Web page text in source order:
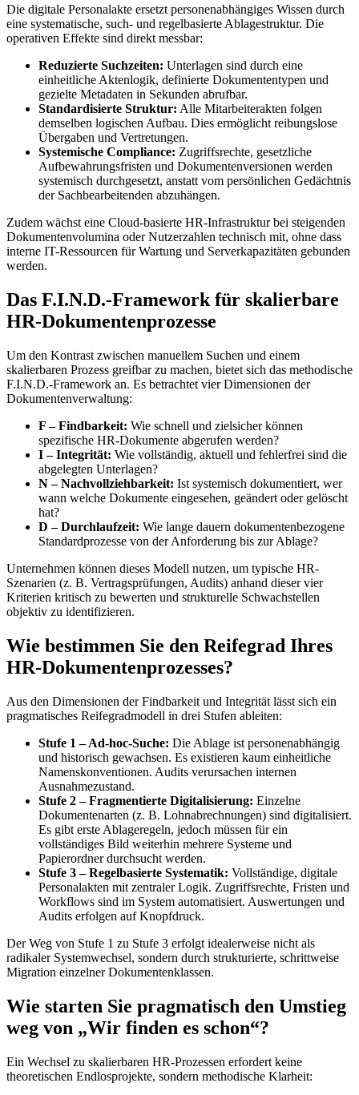
Die digitale Personalakte ersetzt personenabhängiges Wissen durch
eine systematische, such- und regelbasierte Ablagestruktur. Die
operativen Effekte sind direkt messbar:
Reduzierte Suchzeiten: Unterlagen sind durch eine
einheitliche Aktenlogik, definierte Dokumententypen und
gezielte Metadaten in Sekunden abrufbar.
Standardisierte Struktur: Alle Mitarbeiterakten folgen
demselben logischen Aufbau. Dies ermöglicht reibungslose
Übergaben und Vertretungen.
Systemische Compliance: Zugriffsrechte, gesetzliche
Aufbewahrungsfristen und Dokumentenversionen werden
systemisch durchgesetzt, anstatt vom persönlichen Gedächtnis
der Sachbearbeitenden abzuhängen.
Zudem wächst eine Cloud-basierte HR-Infrastruktur bei steigenden
Dokumentenvolumina oder Nutzerzahlen technisch mit, ohne dass
interne IT-Ressourcen für Wartung und Serverkapazitäten gebunden
werden.
Das F.I.N.D.-Framework für skalierbare
HR-Dokumentenprozesse
Um den Kontrast zwischen manuellem Suchen und einem
skalierbaren Prozess greifbar zu machen, bietet sich das methodische
F.I.N.D.-Framework an. Es betrachtet vier Dimensionen der
Dokumentenverwaltung:
F – Findbarkeit: Wie schnell und zielsicher können
spezifische HR-Dokumente abgerufen werden?
I – Integrität: Wie vollständig, aktuell und fehlerfrei sind die
abgelegten Unterlagen?
N – Nachvollziehbarkeit: Ist systemisch dokumentiert, wer
wann welche Dokumente eingesehen, geändert oder gelöscht
hat?
D – Durchlaufzeit: Wie lange dauern dokumentenbezogene
Standardprozesse von der Anforderung bis zur Ablage?
Unternehmen können dieses Modell nutzen, um typische HR-
Szenarien (z. B. Vertragsprüfungen, Audits) anhand dieser vier
Kriterien kritisch zu bewerten und strukturelle Schwachstellen
objektiv zu identifizieren.
Wie bestimmen Sie den Reifegrad Ihres
HR-Dokumentenprozesses?
Aus den Dimensionen der Findbarkeit und Integrität lässt sich ein
pragmatisches Reifegradmodell in drei Stufen ableiten:
Stufe 1 – Ad-hoc-Suche: Die Ablage ist personenabhängig
und historisch gewachsen. Es existieren kaum einheitliche
Namenskonventionen. Audits verursachen internen
Ausnahmezustand.
Stufe 2 – Fragmentierte Digitalisierung: Einzelne
Dokumentenarten (z. B. Lohnabrechnungen) sind digitalisiert.
Es gibt erste Ablageregeln, jedoch müssen für ein
vollständiges Bild weiterhin mehrere Systeme und
Papierordner durchsucht werden.
Stufe 3 – Regelbasierte Systematik: Vollständige, digitale
Personalakten mit zentraler Logik. Zugriffsrechte, Fristen und
Workflows sind im System automatisiert. Auswertungen und
Audits erfolgen auf Knopfdruck.
Der Weg von Stufe 1 zu Stufe 3 erfolgt idealerweise nicht als
radikaler Systemwechsel, sondern durch strukturierte, schrittweise
Migration einzelner Dokumentenklassen.
Wie starten Sie pragmatisch den Umstieg
weg von „Wir finden es schon“?
Ein Wechsel zu skalierbaren HR-Prozessen erfordert keine
theoretischen Endlosprojekte, sondern methodische Klarheit: